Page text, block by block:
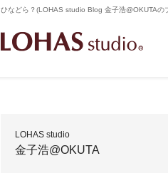
ひなどら？(LOHAS studio Blog 金子浩@OKUTA
LOHAS studio
金子浩@OKUTA